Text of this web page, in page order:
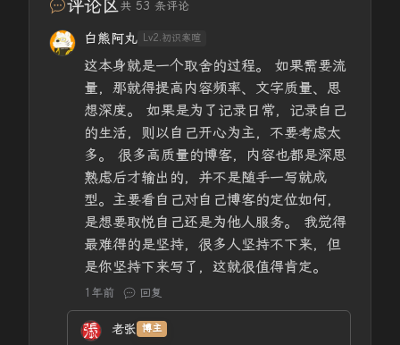
评论区共 53 条评论
白熊阿丸 Lv2.初识寒暄
这本身就是一个取舍的过程。 如果需要流
量，那就得提高内容频率、文字质量、思
想深度。 如果是为了记录日常，记录自己
的生活，则以自己开心为主，不要考虑太
多。 很多高质量的博客，内容也都是深思
熟虑后才输出的，并不是随手一写就成
型。主要看自己对自己博客的定位如何，
是想要取悦自己还是为他人服务。 我觉得
最难得的是坚持，很多人坚持不下来，但
是你坚持下来写了，这就很值得肯定。
1年前 回复
老张 博主